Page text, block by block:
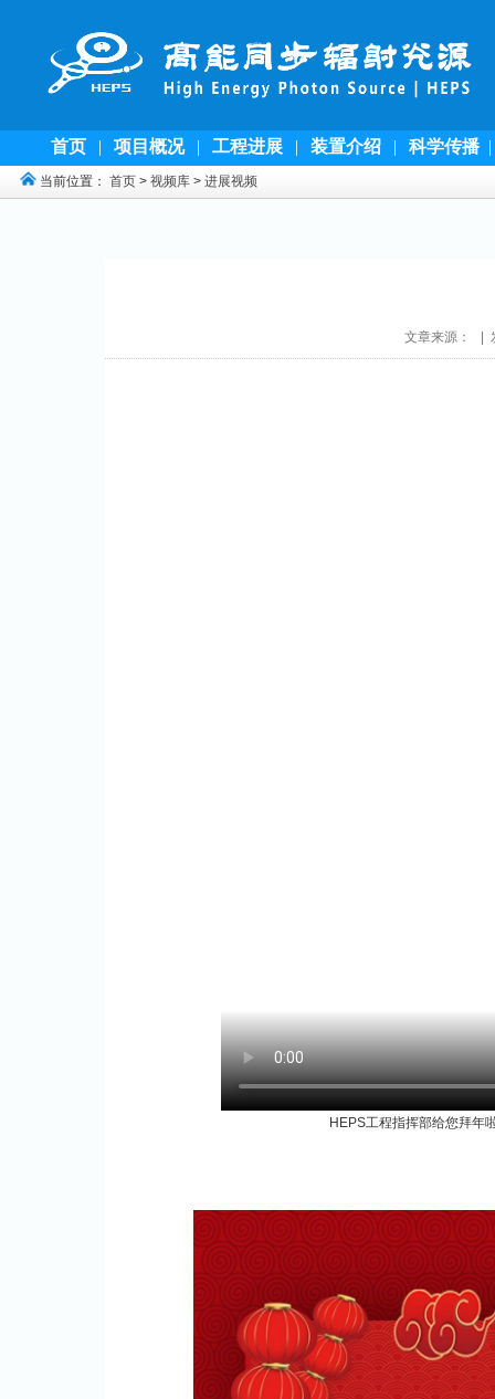
首页 | 项目概况 | 工程进展 | 装置介绍 | 科学传播
当前位置： 首页 > 视频库 > 进展视频
文章来源： |
HEPS工程指挥部给您拜年